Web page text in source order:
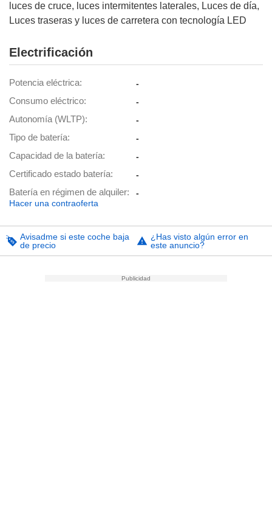
luces de cruce, luces intermitentes laterales, Luces de día,
Luces traseras y luces de carretera con tecnología LED
Electrificación
Potencia eléctrica -
Consumo eléctrico -
Autonomía (WLTP) -
Tipo de batería -
Capacidad de la batería -
Certificado estado batería -
Batería en régimen de alquiler
-
Hacer una contraoferta
Avisadme si este coche baja
de precio
¿Has visto algún error en
este anuncio?